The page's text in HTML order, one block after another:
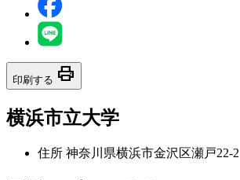
印刷する print
横浜市立大学
住所 神奈川県横浜市金沢区瀬戸22-2